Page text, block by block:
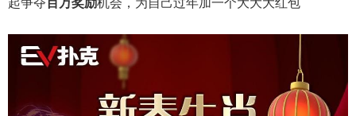
起争夺百万奖励机会，为自己过年加一个大大大红包